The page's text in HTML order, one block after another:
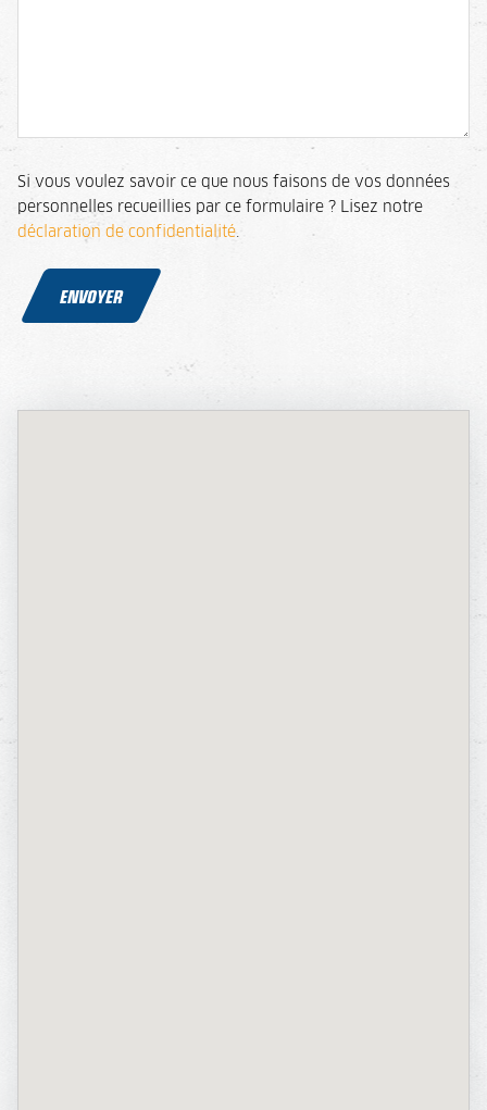
Si vous voulez savoir ce que nous faisons de vos données
personnelles recueillies par ce formulaire ? Lisez notre
déclaration de confidentialité.
ENVOYER